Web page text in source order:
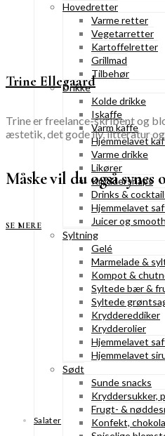
Hovedretter
Varme retter
Vegetarretter
Kartoffelretter
Grillmad
Tilbehør
Drikke
Kolde drikke
Iskaffe
Varm kaffe
Hjemmelavet
Varme drikke
Likører
Kryddersnaps
Drinks &
Hjemmelavet
Juicer og
Syltning
Gelé
Marmelade &
Kompot &
Syltede bær &
Syltede
Kryddereddiker
Krydderolier
Hjemmelavet
Hjemmelavet
Sødt
Sunde snacks
Kryddersukker,
Frugt- &
Konfekt,
Trine Ellegaard
Trine er freelance-skribent og
æstetik, det gode liv, litteratur
Måske vil du også synes
SE MERE
Salater